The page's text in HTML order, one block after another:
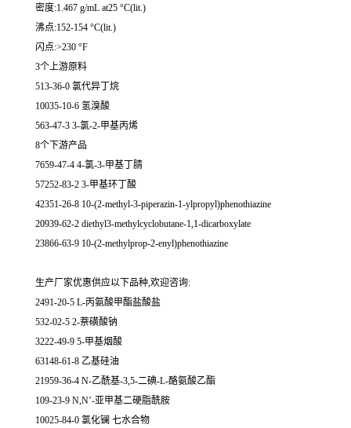
密度:1.467 g/mL at25 °C(lit.)
沸点:152-154 °C(lit.)
闪点:>230 °F
3个上游原料
513-36-0 氯代异丁烷
10035-10-6 氢溴酸
563-47-3 3-氯-2-甲基丙烯
8个下游产品
7659-47-4 4-氯-3-甲基丁腈
57252-83-2 3-甲基环丁酸
42351-26-8 10-(2-methyl-3-piperazin-1-ylpropyl)phenothiazine
20939-62-2 diethyl3-methylcyclobutane-1,1-dicarboxylate
23866-63-9 10-(2-methylprop-2-enyl)phenothiazine
生产厂家优惠供应以下品种,欢迎咨询:
2491-20-5 L-丙氨酸甲酯盐酸盐
532-02-5 2-萘磺酸钠
3222-49-9 5-甲基烟酸
63148-61-8 乙基硅油
21959-36-4 N-乙酰基-3,5-二碘-L-酪氨酸乙酯
109-23-9 N,N’-亚甲基二硬脂酰胺
10025-84-0 氯化镧 七水合物